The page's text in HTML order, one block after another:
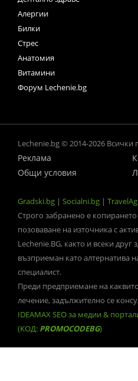
Алергии
Билки
Стрес
Анатомия
Витамини
Форум Lechenie.bg
Lechenie.bg © 2014-2026 Всички
Реклама
Общи условия
Gradski.bg | Socialni.bg |
Строго забранено е
позоваване на източника с
Lechenie.BG, както и всеки
възприеман като алтернатива
специалист.
Преди предприемане на
лечение, задължително се
IDEAMAX SEO за медии &
(КОД: PROMOCODEBG)